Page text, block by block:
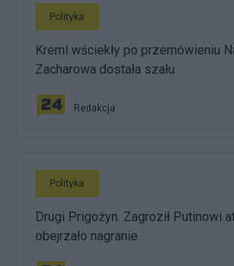
Polityka
Kreml wściekły po przemówieniu
Zacharowa dostała szału
Redakcja
Polityka
Drugi Prigożyn. Zagroził Putinowi
obejrzało nagranie